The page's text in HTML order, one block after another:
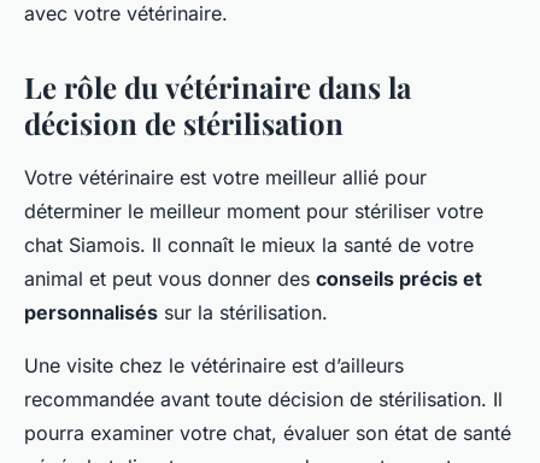
avec votre vétérinaire.
Le rôle du vétérinaire dans la
décision de stérilisation
Votre vétérinaire est votre meilleur allié pour
déterminer le meilleur moment pour stériliser votre
chat Siamois. Il connaît le mieux la santé de votre
animal et peut vous donner des conseils précis et
personnalisés sur la stérilisation.
Une visite chez le vétérinaire est d’ailleurs
recommandée avant toute décision de stérilisation. Il
pourra examiner votre chat, évaluer son état de santé